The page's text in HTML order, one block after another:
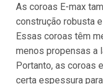
As coroas E-max
construção robusta
Essas coroas têm
menos propensas a
Portanto, as coroas
certa espessura